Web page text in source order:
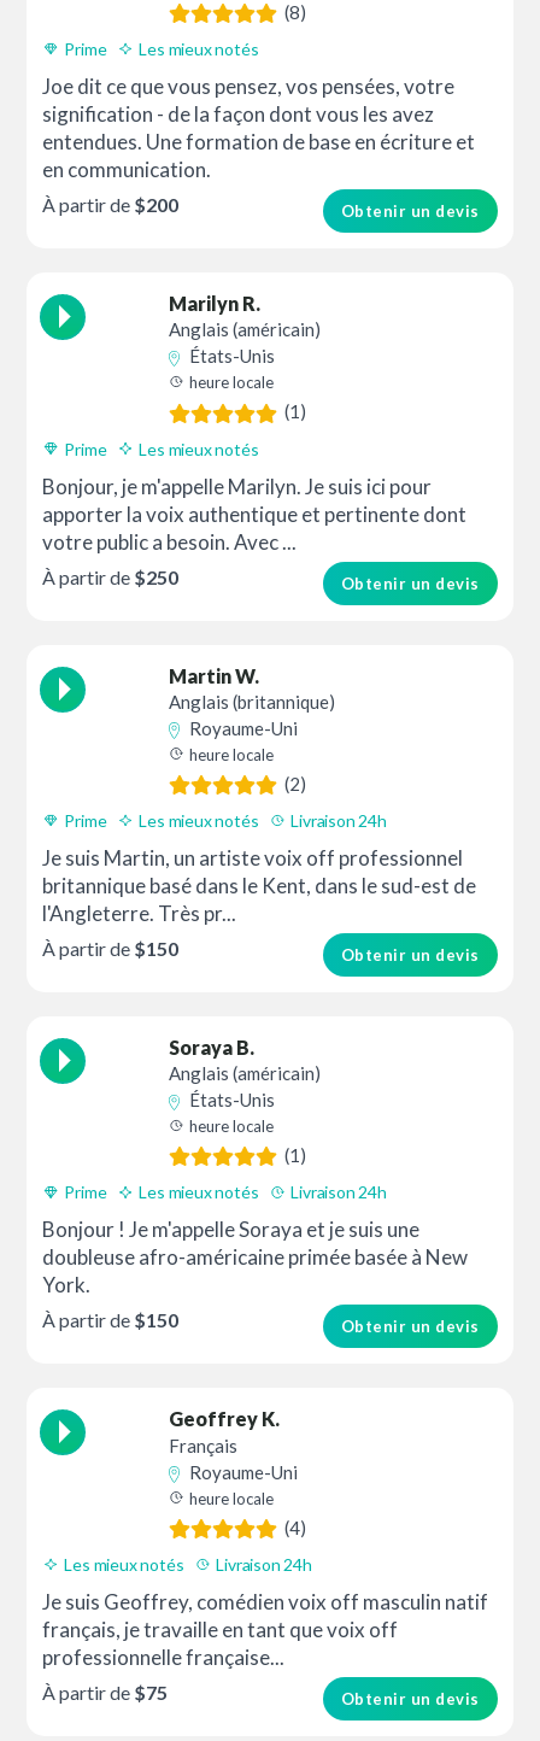
(8)
Prime Les mieux notés
Joe dit ce que vous pensez, vos pensées, votre
signification - de la façon dont vous les avez
entendues. Une formation de base en écriture et
en communication.
Obtenir un devis
À partir de $200
Marilyn R.
Anglais (américain)
États-Unis
heure locale
(1)
Prime Les mieux notés
Bonjour, je m'appelle Marilyn. Je suis ici pour
apporter la voix authentique et pertinente dont
votre public a besoin. Avec ...
Obtenir un devis
À partir de $250
Martin W.
Anglais (britannique)
Royaume-Uni
heure locale
(2)
Prime Les mieux notés Livraison 24h
Je suis Martin, un artiste voix off professionnel
britannique basé dans le Kent, dans le sud-est de
l'Angleterre. Très pr...
Obtenir un devis
À partir de $150
Soraya B.
Anglais (américain)
États-Unis
heure locale
(1)
Prime Les mieux notés Livraison 24h
Bonjour ! Je m'appelle Soraya et je suis une
doubleuse afro-américaine primée basée à New
York.
Obtenir un devis
À partir de $150
Geoffrey K.
Français
Royaume-Uni
heure locale
(4)
Les mieux notés
Livraison 24h
Bon rapport qualité prix
Je suis Geoffrey, comédien voix off masculin natif
français, je travaille en tant que voix off
professionnelle française...
Obtenir un devis
À partir de $75